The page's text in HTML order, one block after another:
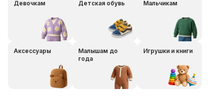
Девочкам Детская обувь Мальчикам
Аксессуары
Малышам до
года
Игрушки и книги